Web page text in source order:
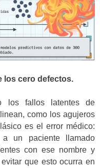
los cero defectos.
los fallos latentes de
como los agujeros
es el error médico:
un paciente llamado
con ese nombre y
que esto ocurra en